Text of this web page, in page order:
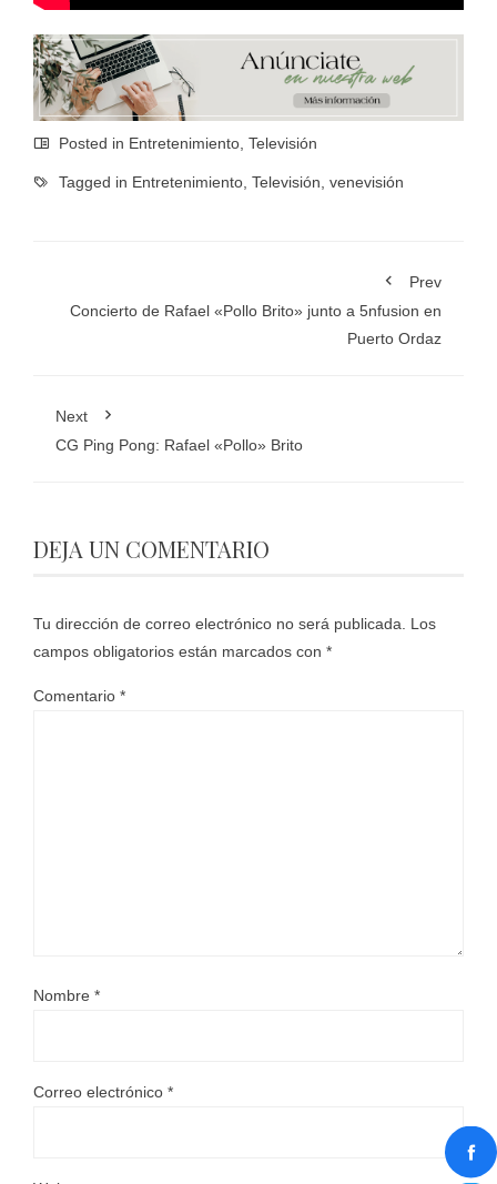
Posted in Entretenimiento Televisión
Tagged in Entretenimiento Televisión venevisión
Prev
Concierto de Rafael «Pollo Brito» junto a 5nfusion en
Puerto Ordaz
Next
CG Ping Pong: Rafael «Pollo» Brito
DEJA UN COMENTARIO
Tu dirección de correo electrónico no será publicada.
Los
campos obligatorios están marcados con *
Comentario *
Nombre *
Correo electrónico *